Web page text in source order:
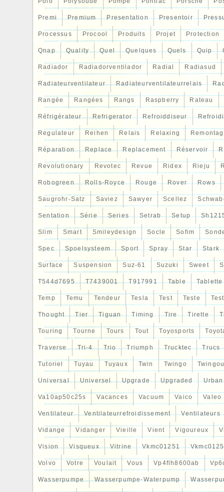
Premi Premium Presentation Presentoir
Processus Procool Produits Projet Protection
Qnap Quality Quel Quelques Quels Quip
Radiador Radiadorventilador Radial Radiasud
Radiateurventilateur Radiateurventilateurrelais
Rangée Rangées Rangs Raspberry Rateau
Réfrigérateur Refrigerator Refroiddiseur Refroidi
Regulateur Reihen Relais Relaxing
Réparation Replace Replacement Réservoir
Revolutionary Revotec Revue Ridex Rieju
Robogreen Rolls-Royce Rouge Rover Rows
Saugrohr-Satz Saviez Sawyer Scellez
Sentation Série Series Setrab Setup
Slim Smart Smileydesign Socle Sofim
Spec Spoelsysteem Sport Spray Star Stark
Surface Suspension Suz-61 Suzuki Sweet
T544d7695 T7439001 T917991 Table Tablette
Temp Temu Tendeur Tesla Test Teste
Thought Tier Tiguan Timing Tire Tirette
Touring Tourne Tours Tout Toyosports
Traverse Tri-4 Trio Triumph Trucktec Trucs
Tutoriel Tuyau Tuyaux Twin Twingo
Universal Universel Upgrade Upgraded Urban
Va10ap50c25s Vacances Vacuum Vaico Valeo
Ventilateur Ventilateurrefroidissement Ventilateurs
Vidange Vidanger Vieille Vient Vigoureux
Vision Visqueux Vitrine Vkmc01251
Volvo Votre Voulait Vous Vp4flh8600ab
Wasserpumpe Wasserpumpe-Waterpump